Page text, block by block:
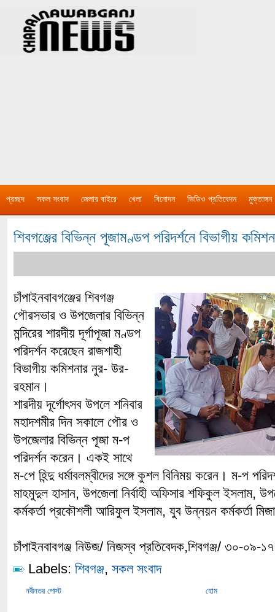
প্রচ্ছদ সকল সংবাদ জেলার বাইরে খেলা বিনোদন ভিডিও প্রতিবেদন মুক্তাঙ্গন
শিবগঞ্জের বিভিন্ন পূজামণ্ডপ পরিদর্শনে বিভাগীয়
চাঁপাইনবাবগঞ্জের শিবগঞ্জ
পৌরসভার ও উপজেলার বিভিন্ন
মন্দিরের শারদীয় দূর্গাপূজা মণ্ডপ
পরিদর্শন করেছেন রাজশাহী
বিভাগীয় কমিশনার নুর- উর-
রহমান।
শারদীয় দূর্গোৎসব উপলে শনিবার
মহাদশমীর দিন সকালে পৌর ও
উপজেলার বিভিন্ন পূজা ম-প
পরিদর্শন করেন। একই সাথে
ম-পে হিন্দু ধর্মাবলম্বীদের সঙ্গে কুশল বিনিময় করেন। ম-প
মাহমুদুল হাসান, উপজেলা নির্বাহী অফিসার শফিকুল ইসলাম,
কর্মকর্তা প্রকৌশলী আরিফুল ইসলাম, যুব উন্নয়ন কর্মকর্তা
চাঁপাইনবাবগঞ্জ নিউজ/ নিজস্ব প্রতিবেদক,শিবগঞ্জ/ ৩০-০৯-১৭
Labels: শিবগঞ্জ, সকল সংবাদ
নবীনতর পোস্ট হোম